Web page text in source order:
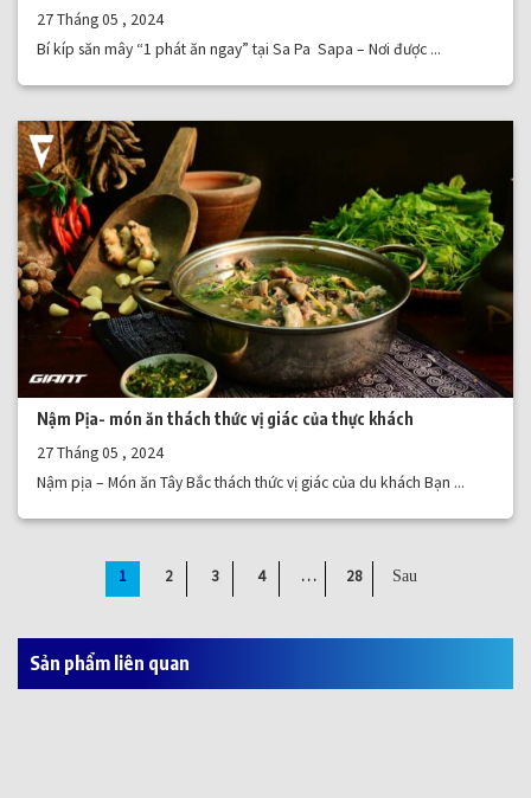
27 Tháng 05 , 2024
Bí kíp săn mây “1 phát ăn ngay” tại Sa Pa Sapa – Nơi được ...
Nậm Pịa- món ăn thách thức vị giác của thực khách
27 Tháng 05 , 2024
Nậm pịa – Món ăn Tây Bắc thách thức vị giác của du khách Bạn ...
1 2 3 4 … 28
Sản phẩm liên quan